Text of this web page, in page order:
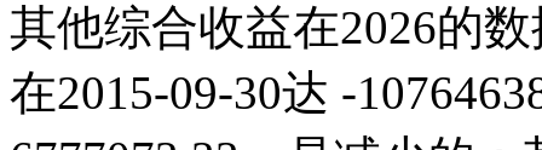
其他综合收益在2026的
在2015-09-30达 -